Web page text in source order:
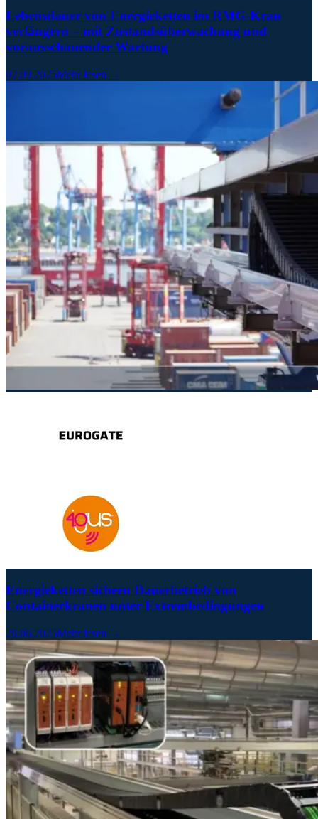
Lebensdauer von Energieketten im RMG-Kran
verlängern – mit Zustandsüberwachung und
vorausschauender Wartung
02.09.2025Mehr lesen →
Energieketten sichern Dauerbetrieb von
Containerkranen unter Extrembedingungen
26.06.2025Mehr lesen →